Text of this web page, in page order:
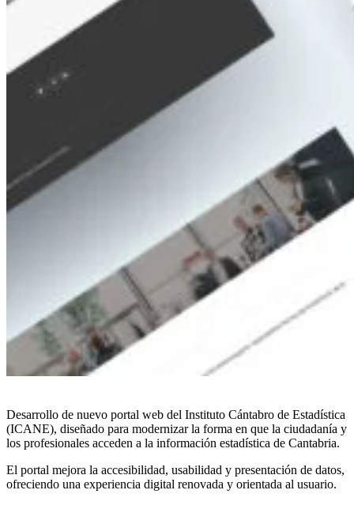
Desarrollo de nuevo portal web del Instituto Cántabro de Estadística
(ICANE), diseñado para modernizar la forma en que la ciudadanía y
los profesionales acceden a la información estadística de Cantabria.
El portal mejora la accesibilidad, usabilidad y presentación de datos,
ofreciendo una experiencia digital renovada y orientada al usuario.